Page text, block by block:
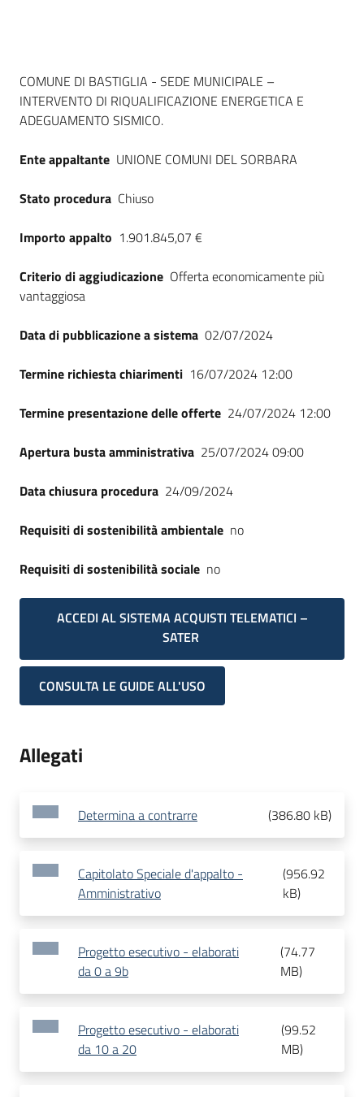
Dati del bando
COMUNE DI BASTIGLIA - SEDE MUNICIPALE –
INTERVENTO DI RIQUALIFICAZIONE ENERGETICA E
ADEGUAMENTO SISMICO.
Ente appaltante UNIONE COMUNI DEL SORBARA
Stato procedura Chiuso
Importo appalto 1.901.845,07 €
Criterio di aggiudicazione Offerta economicamente più
vantaggiosa
Data di pubblicazione a sistema 02/07/2024
Termine richiesta chiarimenti 16/07/2024 12:00
Termine presentazione delle offerte 24/07/2024 12:00
Apertura busta amministrativa 25/07/2024 09:00
Data chiusura procedura 24/09/2024
Requisiti di sostenibilità ambientale no
Requisiti di sostenibilità sociale no
ACCEDI AL SISTEMA ACQUISTI TELEMATICI –
SATER
CONSULTA LE GUIDE ALL'USO
Allegati
Determina a contrarre (386.80 kB)
Capitolato Speciale d'appalto -
Amministrativo
(956.92
kB)
Progetto esecutivo - elaborati
da 0 a 9b
(74.77
MB)
Progetto esecutivo - elaborati
da 10 a 20
(99.52
MB)